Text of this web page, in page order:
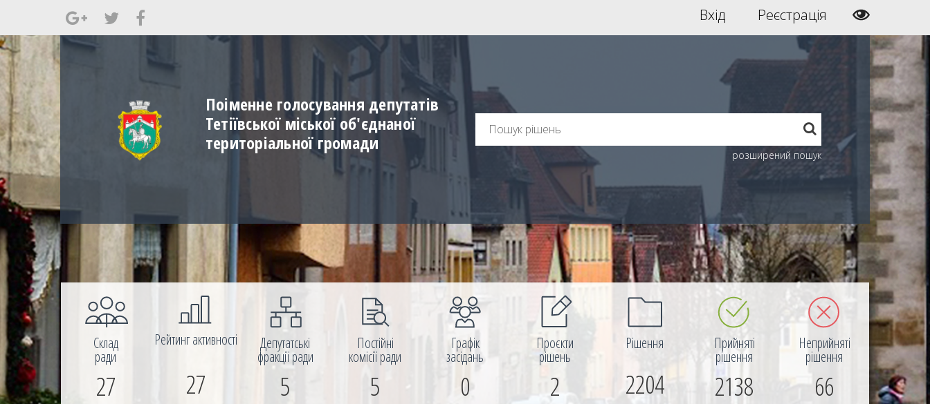
Вхід Реєстрація
Поіменне голосування депутатів
Тетіївської міської об'єднаної
територіальної громади
розширений пошук
Склад
ради
27
Рейтинг активності
27
Депутатські
фракції ради
5
Постійні
комісії ради
5
Графік
засідань
0
Проєкти
рішень
2
Рішення
2204
Прийняті
рішення
2138
Неприйняті
рішення
66